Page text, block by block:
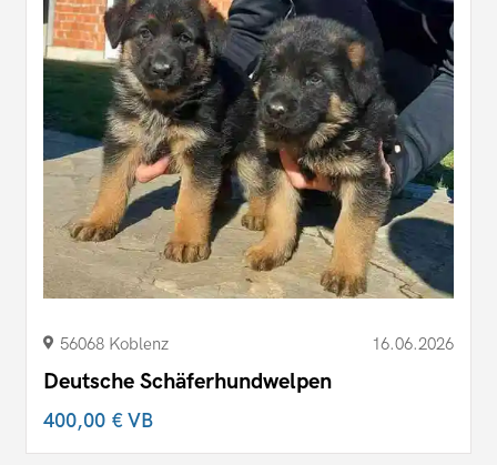
56068 Koblenz 16.06.2026
Deutsche Schäferhundwelpen
400,00 €VB